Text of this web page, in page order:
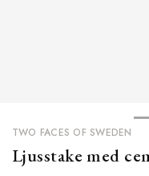
TWO FACES OF SWEDEN
Ljusstake med